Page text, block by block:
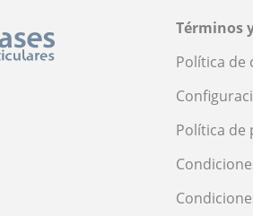
Términos
Política de
Política de